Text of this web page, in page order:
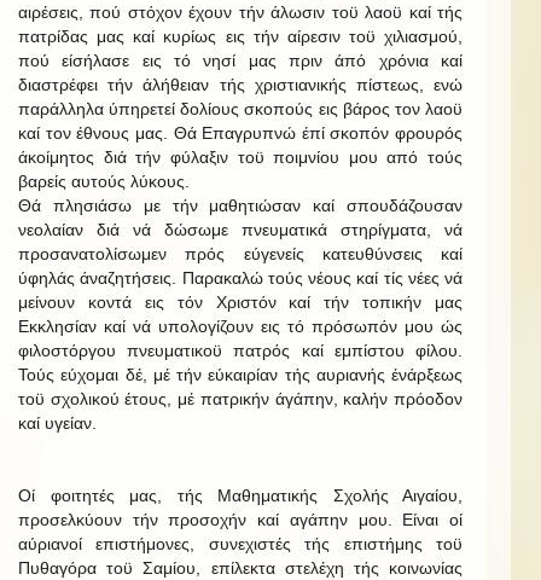
αιρέσεις, πού στόχον έχουν τήν άλωσιν τοϋ λαοϋ καί τής
πατρίδας μας καί κυρίως εις τήν αίρεσιν τοϋ χιλιασμού,
πού είσήλασε εις τό νησί μας πριν άπό χρόνια καί
διαστρέφει τήν άλήθειαν τής χριστιανικής πίστεως, ενώ
παράλληλα ύπηρετεί δολίους σκοπούς εις βάρος τον λαοϋ
καί τον έθνους μας. Θά Επαγρυπνώ έπί σκοπόν φρουρός
άκοίμητος διά τήν φύλαξιν τοϋ ποιμνίου μου από τούς
βαρείς αυτούς λύκους.
Θά πλησιάσω με τήν μαθητιώσαν καί σπουδάζουσαν
νεολαίαν διά νά δώσωμε πνευματικά στηρίγματα, νά
προσανατολίσωμεν πρός εύγενείς κατευθύνσεις καί
ύφηλάς άναζητήσεις. Παρακαλώ τούς νέους καί τίς νέες νά
μείνουν κοντά εις τόν Χριστόν καί τήν τοπικήν μας
Εκκλησίαν καί νά υπολογίζουν εις τό πρόσωπόν μου ώς
φιλοστόργου πνευματικοϋ πατρός καί εμπίστου φίλου.
Τούς εύχομαι δέ, μέ τήν εύκαιρίαν τής αυριανής ένάρξεως
τοϋ σχολικού έτους, μέ πατρικήν άγάπην, καλήν πρόοδον
καί υγείαν.
Οί φοιτητές μας, τής Μαθηματικής Σχολής Αιγαίου,
προσελκύουν τήν προσοχήν καί αγάπην μου. Είναι οί
αύριανοί επιστήμονες, συνεχιστές τής επιστήμης τοϋ
Πυθαγόρα τοϋ Σαμίου, επίλεκτα στελέχη τής κοινωνίας